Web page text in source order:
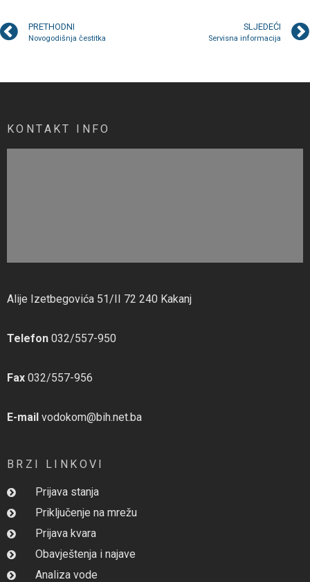
PRETHODNI
Novogodišnja čestitka
SLJEDEĆI
Servisna informacija
KONTAKT INFO
Alije Izetbegovića 51/II 72 240 Kakanj
Telefon 032/557-950
Fax 032/557-956
E-mail vodokom@bih.net.ba
BRZI LINKOVI
Prijava stanja
Priključenje na mrežu
Prijava kvara
Obavještenja i najave
Analiza vode